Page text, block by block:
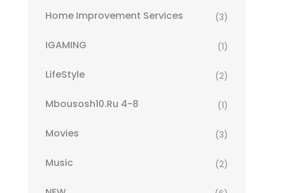
Home Improvement Services (3)
IGAMING (1)
LifeStyle (2)
Mbousosh10.ru 4-8 (1)
Movies (3)
Music (2)